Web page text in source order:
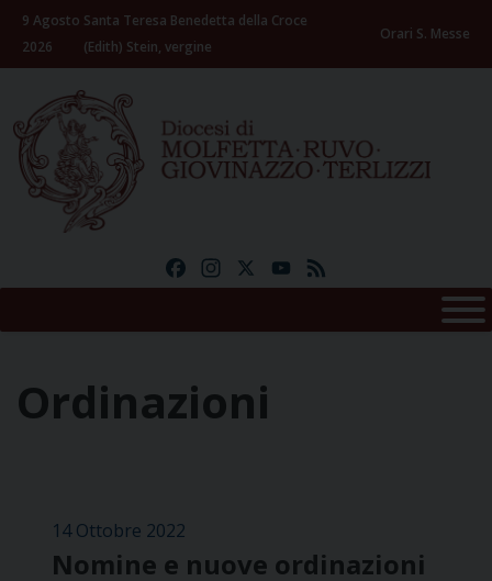
Skip
content
9 Agosto
2026
Santa Teresa Benedetta della Croce
(Edith) Stein, vergine
Orari S. Messe
FacebookInstagramYouTube
Ordinazioni
14 Ottobre 2022
Nomine e nuove ordinazioni